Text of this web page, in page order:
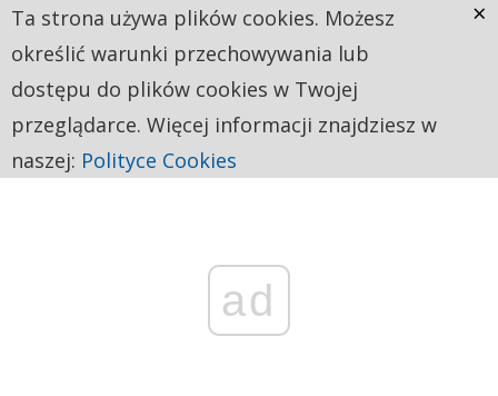
ad
Ta strona używa plików cookies. Możesz
określić warunki przechowywania lub
dostępu do plików cookies w Twojej
przeglądarce. Więcej informacji znajdziesz w
naszej: Polityce Cookies
×